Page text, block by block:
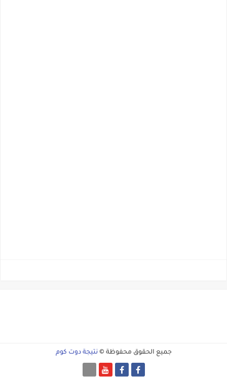
جميع الحقوق محفوظة © نتيجة دوت كوم